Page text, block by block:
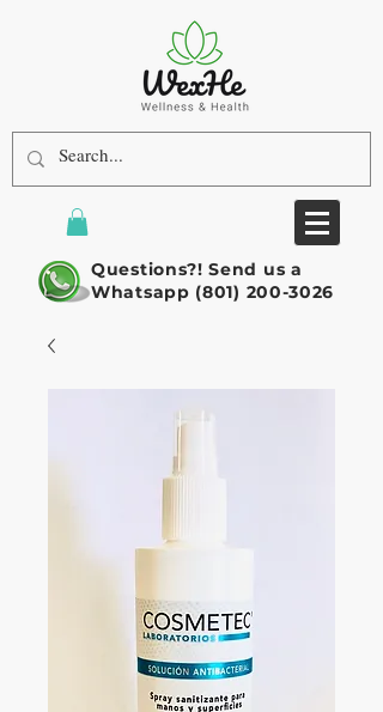
Questions?! Send us a
Whatsapp (801) 200-3026